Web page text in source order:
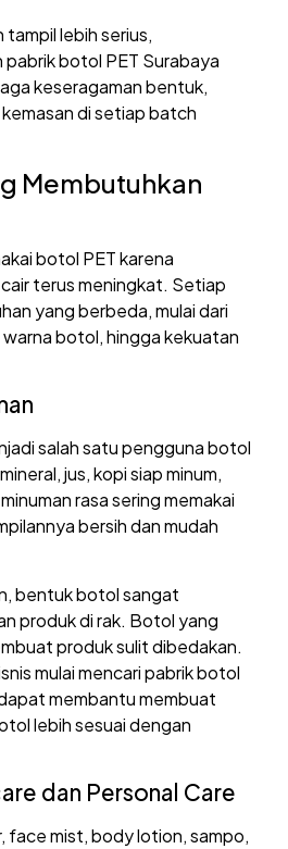
tampil lebih serius,
botol PET Surabaya
keseragaman bentuk,
di setiap batch
Membutuhkan
botol PET karena
terus meningkat. Setiap
yang berbeda, mulai dari
botol, hingga kekuatan
salah satu pengguna botol
jus, kopi siap minum,
rasa sering memakai
bersih dan mudah
bentuk botol sangat
produk di rak. Botol yang
produk sulit dibedakan.
mulai mencari pabrik botol
membantu membuat
lebih sesuai dengan
dan Personal Care
face mist, body lotion, sampo,